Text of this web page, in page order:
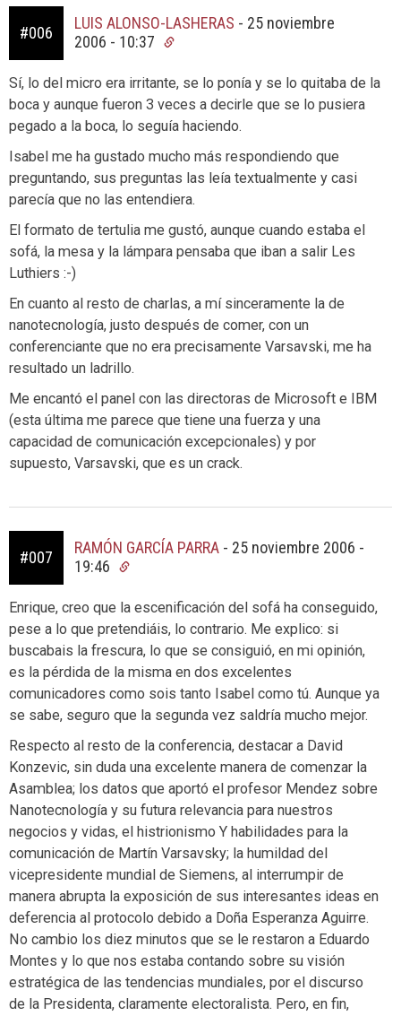
#006
LUIS ALONSO-LASHERAS - 25 noviembre
2006 - 10:37
Sí, lo del micro era irritante, se lo ponía y se lo quitaba de la
boca y aunque fueron 3 veces a decirle que se lo pusiera
pegado a la boca, lo seguía haciendo.
Isabel me ha gustado mucho más respondiendo que
preguntando, sus preguntas las leía textualmente y casi
parecía que no las entendiera.
El formato de tertulia me gustó, aunque cuando estaba el
sofá, la mesa y la lámpara pensaba que iban a salir Les
Luthiers :-)
En cuanto al resto de charlas, a mí sinceramente la de
nanotecnología, justo después de comer, con un
conferenciante que no era precisamente Varsavski, me ha
resultado un ladrillo.
Me encantó el panel con las directoras de Microsoft e IBM
(esta última me parece que tiene una fuerza y una
capacidad de comunicación excepcionales) y por
supuesto, Varsavski, que es un crack.
#007
RAMÓN GARCÍA PARRA - 25 noviembre 2006 -
19:46
Enrique, creo que la escenificación del sofá ha conseguido,
pese a lo que pretendiáis, lo contrario. Me explico: si
buscabais la frescura, lo que se consiguió, en mi opinión,
es la pérdida de la misma en dos excelentes
comunicadores como sois tanto Isabel como tú. Aunque ya
se sabe, seguro que la segunda vez saldría mucho mejor.
Respecto al resto de la conferencia, destacar a David
Konzevic, sin duda una excelente manera de comenzar la
Asamblea; los datos que aportó el profesor Mendez sobre
Nanotecnología y su futura relevancia para nuestros
negocios y vidas, el histrionismo Y habilidades para la
comunicación de Martín Varsavsky; la humildad del
vicepresidente mundial de Siemens, al interrumpir de
manera abrupta la exposición de sus interesantes ideas en
deferencia al protocolo debido a Doña Esperanza Aguirre.
No cambio los diez minutos que se le restaron a Eduardo
Montes y lo que nos estaba contando sobre su visión
estratégica de las tendencias mundiales, por el discurso
de la Presidenta, claramente electoralista. Pero, en fin,